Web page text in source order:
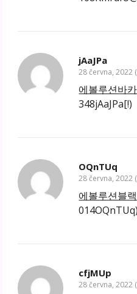
jAaJPa
28 června, 2022
에볼루션바
348jAaJPa[!)
OQnTUq
28 června, 2022
에볼루션블
cfjMUp
28 června, 2022